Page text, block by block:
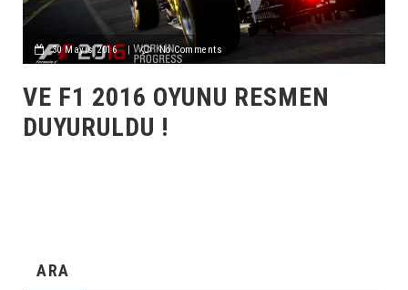
30 Mayıs 2016 | No Comments
VE F1 2016 OYUNU RESMEN
DUYURULDU !
ARA